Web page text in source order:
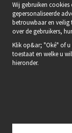
Wij gebruiken cookies
gepersonaliseerde
betrouwbaar en
over de gebruikers,
Klik op&ar; "Oké" of
toestaat en welke u
hieronder.